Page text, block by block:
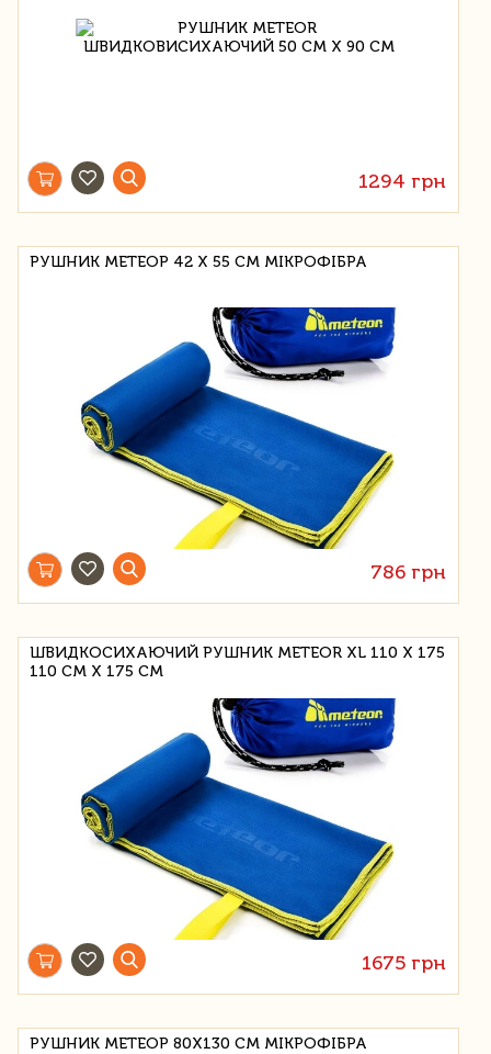
1294 грн
РУШНИК МЕТЕОР 42 Х 55 СМ МІКРОФІБРА
786 грн
ШВИДКОСИХАЮЧИЙ РУШНИК METEOR XL 110 Х 175
110 СМ Х 175 СМ
1675 грн
РУШНИК МЕТЕОР 80Х130 СМ МІКРОФІБРА